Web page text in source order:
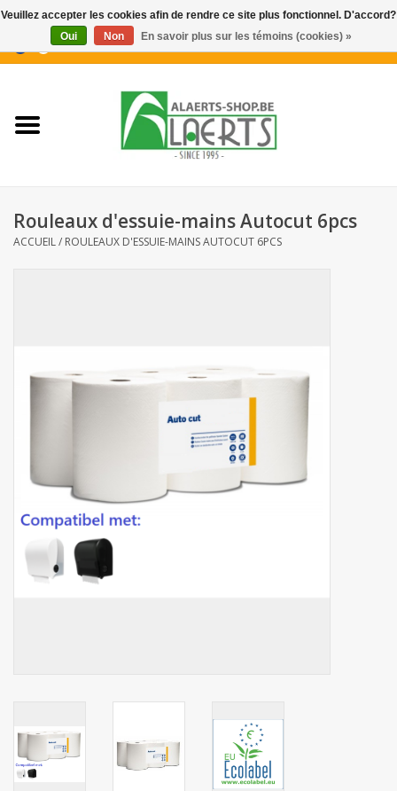
0 Articles - €0,00
Nouveautés
Biscuits pour le café
Biscuits apéritifs / Snacks salés
Bonbons pour la bonbonnière
Rouleaux de caisse thermiques
Produits d'hygiène
Matériel d'emballage
Fournitures de bureau
Rouleaux d'essuie-mains Autocut 6pcs
ACCUEIL/ ROULEAUX D'ESSUIE-MAINS AUTOCUT 6PCS
Veuillez accepter les cookies afin de rendre ce site plus fonctionnel. D'accord?
Oui
Non En savoir plus sur les témoins (cookies) »